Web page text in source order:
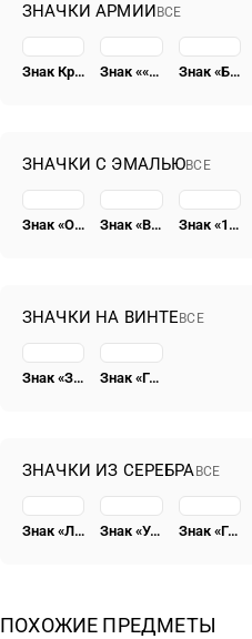
ЗНАЧКИ АРМИИ ВСЕ
Знак Красного командира артиллерийских частей РККА Знак ««За отличную боевую подготовку»для артиллерийских частей РККА» Знак «Бойцу 1-й К.Д.О»
ЗНАЧКИ С ЭМАЛЬЮВСЕ
Знак «Отличник социалистического соревнования Наркомугля» [тип 4] Знак «ВССР. Всесоюзный союз строительных рабочих» Знак «15 лет Татарской АССР» [тип 2]
ЗНАЧКИ НА ВИНТЕ ВСЕ
Знак «Заслуженный работник НКВД» Знак «Герою Революционного движения 1917-1918 гг.» [тип 7]
ЗНАЧКИ ИЗ СЕРЕБРА ВСЕ
Знак «Лауреат Сталинской премии СССР» [тип 3] Знак «Ударнику 1932 года, завершающего пятилетку. XV лет Октября» [тип 2] Знак «Герою Революционного движения 1917-1918 гг.» [тип 6]
ПОХОЖИЕ ПРЕДМЕТЫ